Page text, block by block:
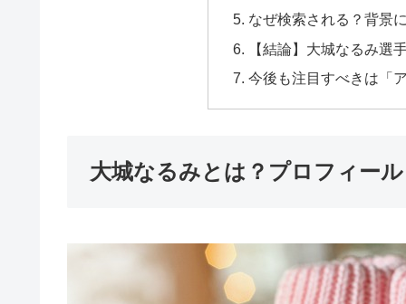
なぜ検索される？背景
【結論】大城なるみ選
今後も注目すべきは「
大城なるみとは？プロフィー